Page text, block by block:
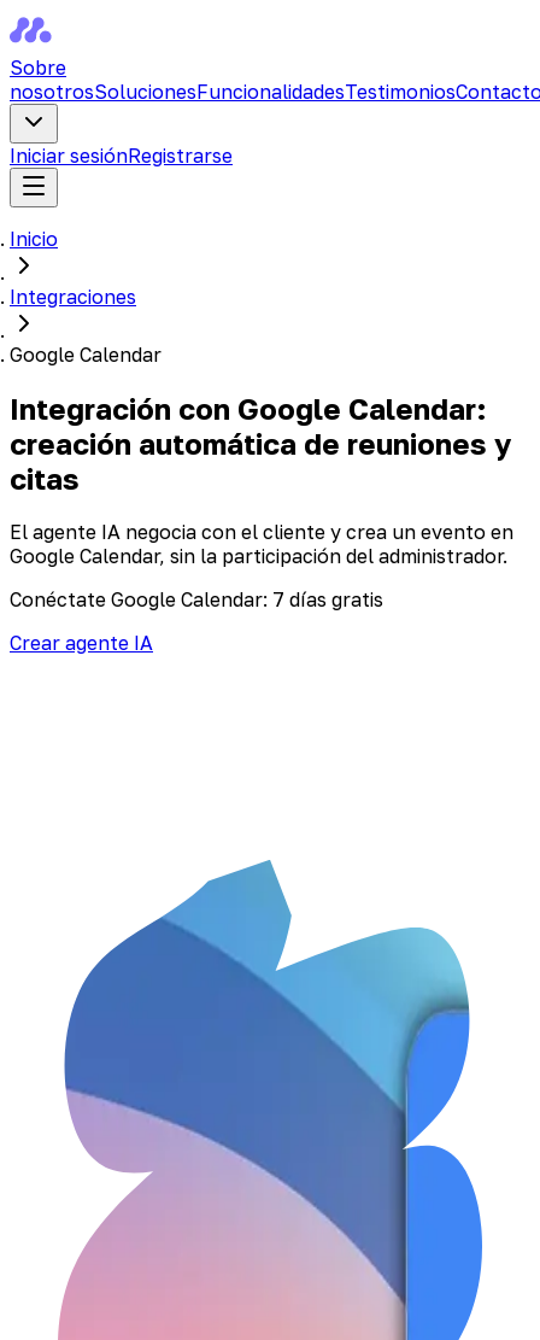
Sobre
nosotrosSolucionesFuncionalidadesTestimonios
Iniciar sesiónRegistrarse
Inicio
Integraciones
Google Calendar
Integración con Google Calendar:
creación automática de reuniones y
citas
El agente IA negocia con el cliente y crea un evento en
Google Calendar, sin la participación del administrador.
Conéctate Google Calendar: 7 días gratis
Crear agente IA